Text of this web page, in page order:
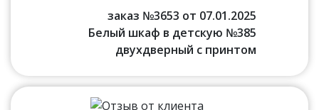
заказ №3653 от 07.01.2025
Белый шкаф в детскую №385
двухдверный с принтом